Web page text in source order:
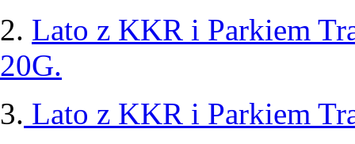
2. Lato z KKR i Parkiem
20G.
3. Lato z KKR i Parkiem